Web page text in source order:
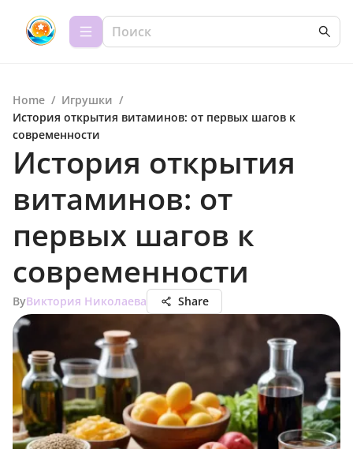
Home / Игрушки /
История открытия витаминов: от первых шагов к
современности
История открытия
витаминов: от
первых шагов к
современности
ByВиктория Николаева Share